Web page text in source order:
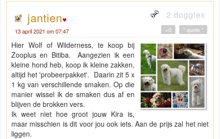
jantien 2 doggies
13 april 2021 om 07:47 " quote "
+0
Hier Wolf of Wilderness, te koop bij
Zooplus en Bitiba. Aangezien ik een
kleine hond heb, koop ik kleine zakken,
altijd het 'probeerpakket'. Daarin zit 5 x
1 kg van verschillende smaken. Op die
manier wissel ik de smaken dus af en
blijven de brokken vers.
Ik weet niet hoe groot jouw Kira is,
maar misschien is dit voor jou ook iets. Aan de prijs zal het niet
liggen.